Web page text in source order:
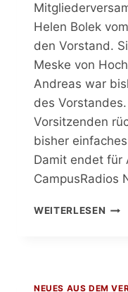
Helen Bolek
den Vorstand.
Meske von
Andreas war
des
Vorsitzenden
bisher
Damit endet für
CampusRadios
WEITERLESEN
NEUES AUS DEM